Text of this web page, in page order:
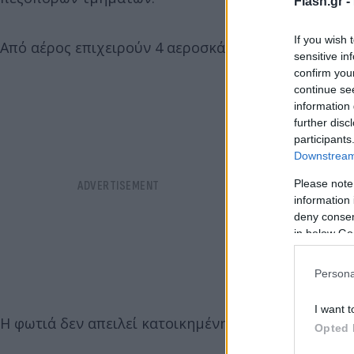
If you wish
sensitive
confirm
continue
information
further
Please
information
deny
in below
I want
Opted
Από αέρος επιχειρούν 4 αεροσκάφη και ένα
Η φωτιά δεν απειλεί κατοικημένη περιοχή.